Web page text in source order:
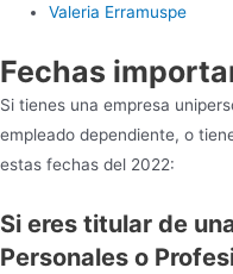
Valeria Erramuspe
Fechas
Si tienes una empresa
empleado dependiente, o
estas fechas del 2022:
Si eres titular de
Personales o